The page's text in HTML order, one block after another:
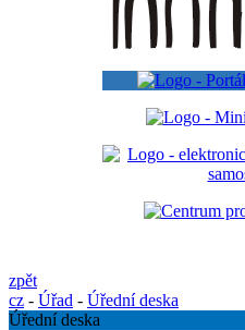
zpět
cz - Úřad - Úřední deska
Úřední deska